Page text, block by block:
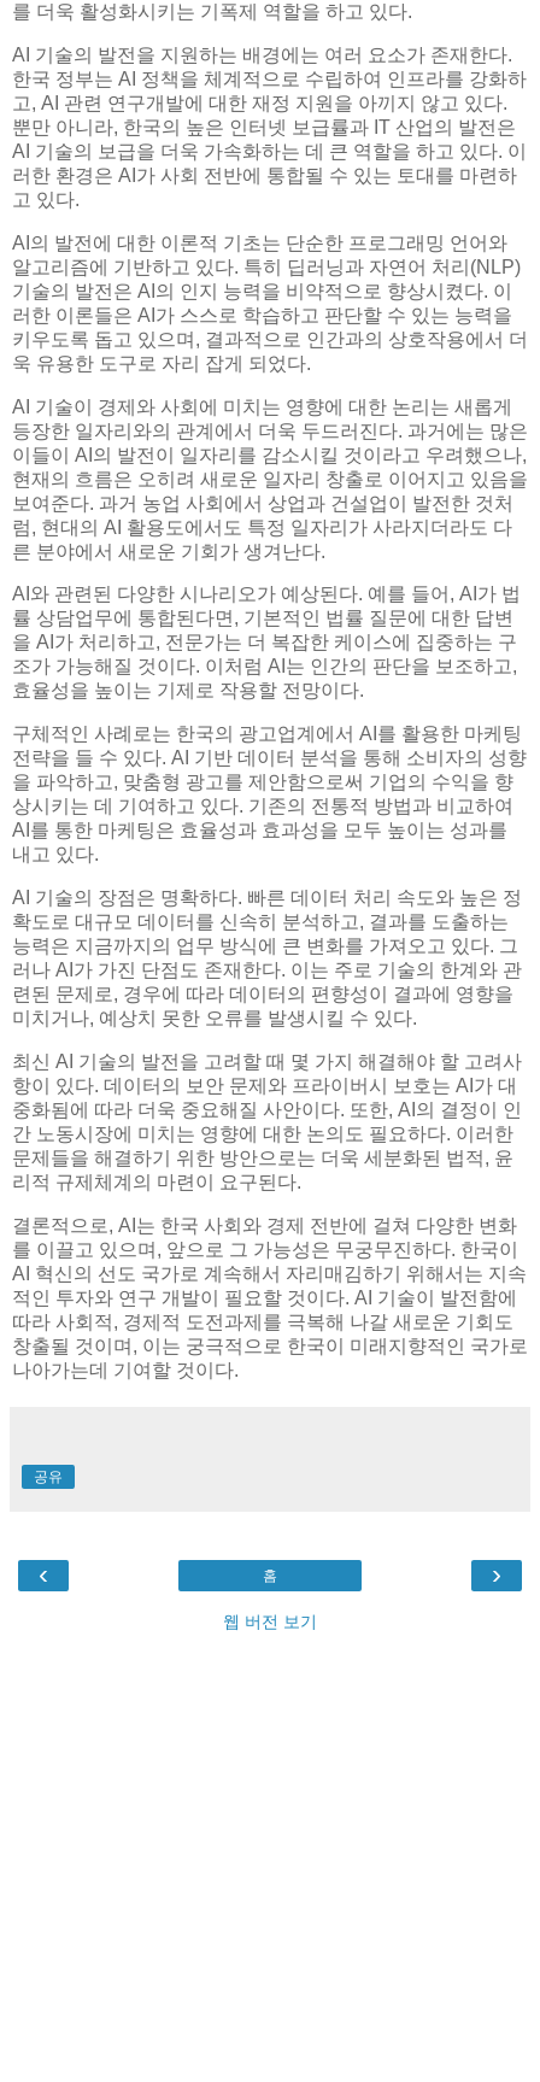
를 더욱 활성화시키는 기폭제 역할을 하고 있다.
AI 기술의 발전을 지원하는 배경에는 여러 요소가 존재한다.
한국 정부는 AI 정책을 체계적으로 수립하여 인프라를 강화하
고, AI 관련 연구개발에 대한 재정 지원을 아끼지 않고 있다.
뿐만 아니라, 한국의 높은 인터넷 보급률과 IT 산업의 발전은
AI 기술의 보급을 더욱 가속화하는 데 큰 역할을 하고 있다. 이
러한 환경은 AI가 사회 전반에 통합될 수 있는 토대를 마련하
고 있다.
AI의 발전에 대한 이론적 기초는 단순한 프로그래밍 언어와
알고리즘에 기반하고 있다. 특히 딥러닝과 자연어 처리(NLP)
기술의 발전은 AI의 인지 능력을 비약적으로 향상시켰다. 이
러한 이론들은 AI가 스스로 학습하고 판단할 수 있는 능력을
키우도록 돕고 있으며, 결과적으로 인간과의 상호작용에서 더
욱 유용한 도구로 자리 잡게 되었다.
AI 기술이 경제와 사회에 미치는 영향에 대한 논리는 새롭게
등장한 일자리와의 관계에서 더욱 두드러진다. 과거에는 많은
이들이 AI의 발전이 일자리를 감소시킬 것이라고 우려했으나,
현재의 흐름은 오히려 새로운 일자리 창출로 이어지고 있음을
보여준다. 과거 농업 사회에서 상업과 건설업이 발전한 것처
럼, 현대의 AI 활용도에서도 특정 일자리가 사라지더라도 다
른 분야에서 새로운 기회가 생겨난다.
AI와 관련된 다양한 시나리오가 예상된다. 예를 들어, AI가 법
률 상담업무에 통합된다면, 기본적인 법률 질문에 대한 답변
을 AI가 처리하고, 전문가는 더 복잡한 케이스에 집중하는 구
조가 가능해질 것이다. 이처럼 AI는 인간의 판단을 보조하고,
효율성을 높이는 기제로 작용할 전망이다.
구체적인 사례로는 한국의 광고업계에서 AI를 활용한 마케팅
전략을 들 수 있다. AI 기반 데이터 분석을 통해 소비자의 성향
을 파악하고, 맞춤형 광고를 제안함으로써 기업의 수익을 향
상시키는 데 기여하고 있다. 기존의 전통적 방법과 비교하여
AI를 통한 마케팅은 효율성과 효과성을 모두 높이는 성과를
내고 있다.
AI 기술의 장점은 명확하다. 빠른 데이터 처리 속도와 높은 정
확도로 대규모 데이터를 신속히 분석하고, 결과를 도출하는
능력은 지금까지의 업무 방식에 큰 변화를 가져오고 있다. 그
러나 AI가 가진 단점도 존재한다. 이는 주로 기술의 한계와 관
련된 문제로, 경우에 따라 데이터의 편향성이 결과에 영향을
미치거나, 예상치 못한 오류를 발생시킬 수 있다.
최신 AI 기술의 발전을 고려할 때 몇 가지 해결해야 할 고려사
항이 있다. 데이터의 보안 문제와 프라이버시 보호는 AI가 대
중화됨에 따라 더욱 중요해질 사안이다. 또한, AI의 결정이 인
간 노동시장에 미치는 영향에 대한 논의도 필요하다. 이러한
문제들을 해결하기 위한 방안으로는 더욱 세분화된 법적, 윤
리적 규제체계의 마련이 요구된다.
결론적으로, AI는 한국 사회와 경제 전반에 걸쳐 다양한 변화
를 이끌고 있으며, 앞으로 그 가능성은 무궁무진하다. 한국이
AI 혁신의 선도 국가로 계속해서 자리매김하기 위해서는 지속
적인 투자와 연구 개발이 필요할 것이다. AI 기술이 발전함에
따라 사회적, 경제적 도전과제를 극복해 나갈 새로운 기회도
창출될 것이며, 이는 궁극적으로 한국이 미래지향적인 국가로
나아가는데 기여할 것이다.
공유
‹ ›
홈
웹 버전 보기